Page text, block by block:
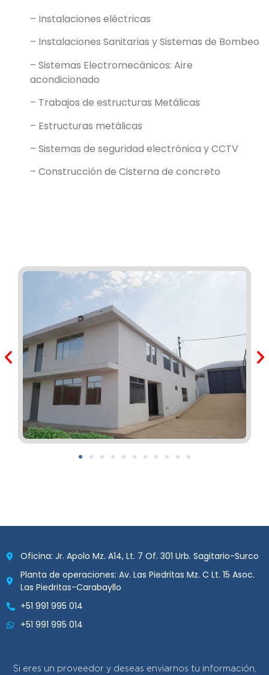
– Instalaciones eléctricas
– Instalaciones Sanitarias y Sistemas de Bombeo
– Sistemas Electromecánicos: Aire
acondicionado
– Trabajos de estructuras Metálicas
– Estructuras metálicas
– Sistemas de seguridad electrónica y CCTV
– Construcción de Cisterna de concreto
Oficina: Jr. Apolo Mz. A14, Lt. 7 Of. 301 Urb. Sagitario-Surco
Planta de operaciones: Av. Las Piedritas Mz. C Lt. 15 Asoc.
Las Piedritas-Carabayllo
+51 991 995 014
+51 991 995 014
Si eres un proveedor y deseas enviarnos tu información,